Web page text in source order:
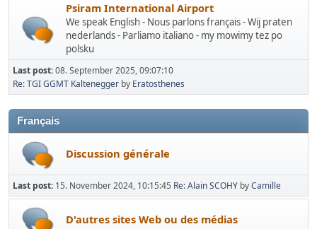
Psiram International Airport
We speak English - Nous parlons français - Wij praten
nederlands - Parliamo italiano - my mowimy tez po
polsku
Last post:08. September 2025, 09:07:10
Re: TGI GGMT Kaltenegger by Eratosthenes
Français
Discussion générale
Last post: 15. November 2024, 10:15:45 Re: Alain SCOHY byCamille
D'autres sites Web ou des médias